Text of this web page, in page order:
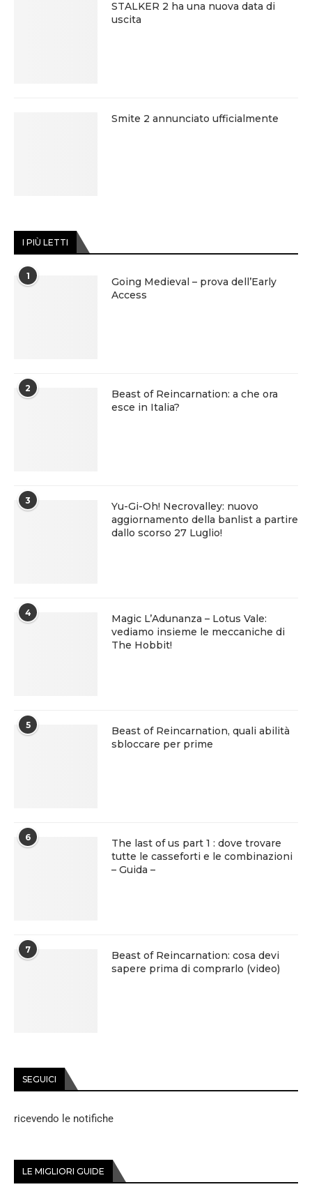
STALKER 2 ha una nuova data di
uscita
Smite 2 annunciato ufficialmente
I PIÙ LETTI
1
Going Medieval – prova dell’Early
Access
2
Beast of Reincarnation: a che ora
esce in Italia?
3
Yu-Gi-Oh! Necrovalley: nuovo
aggiornamento della banlist a partire
dallo scorso 27 Luglio!
4
Magic L’Adunanza – Lotus Vale:
vediamo insieme le meccaniche di
The Hobbit!
5
Beast of Reincarnation, quali abilità
sbloccare per prime
6
The last of us part 1 : dove trovare
tutte le casseforti e le combinazioni
– Guida –
7
Beast of Reincarnation: cosa devi
sapere prima di comprarlo (video)
SEGUICI
ricevendo le notifiche
LE MIGLIORI GUIDE